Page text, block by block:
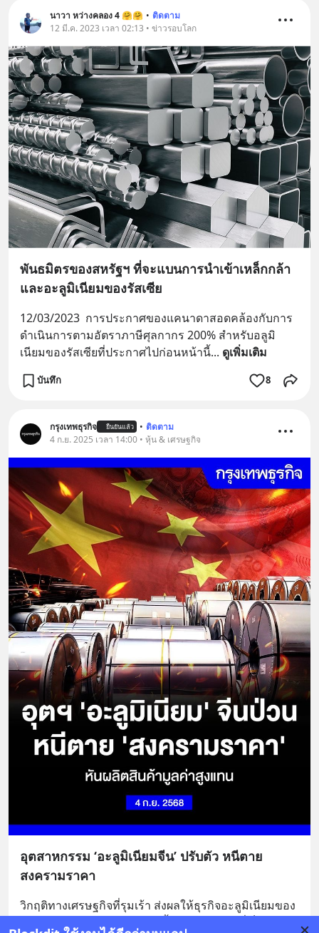
นาวา หว่างคลอง 4 🤗🤗 • ติดตาม
12 มี.ค. 2023 เวลา 02:13 • ข่าวรอบโลก
พันธมิตรของสหรัฐฯ ที่จะแบนการนำเข้าเหล็กกล้า
และอะลูมิเนียมของรัสเซีย
12/03/2023  การประกาศของแคนาดาสอดคล้องกับการ
ดำเนินการตามอัตราภาษีศุลกากร 200% สำหรับอลูมิ
เนียมของรัสเซียที่ประกาศไปก่อนหน้านี้... ดูเพิ่มเติม
บันทึก 8
กรุงเทพธุรกิจ ยืนยันแล้ว • ติดตาม
4 ก.ย. 2025 เวลา 14:00 • หุ้น & เศรษฐกิจ
อุตสาหกรรม ‘อะลูมิเนียมจีน’ ปรับตัว หนีตาย
สงครามราคา
วิกฤติทางเศรษฐกิจที่รุมเร้า ส่งผลให้ธุรกิจอะลูมิเนียมของ